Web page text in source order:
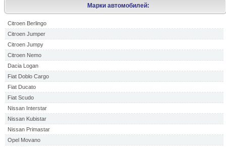
Марки автомобилей:
Citroen Berlingo
Citroen Jumper
Citroen Jumpy
Citroen Nemo
Dacia Logan
Fiat Doblo Cargo
Fiat Ducato
Fiat Scudo
Nissan Interstar
Nissan Kubistar
Nissan Primastar
Opel Movano